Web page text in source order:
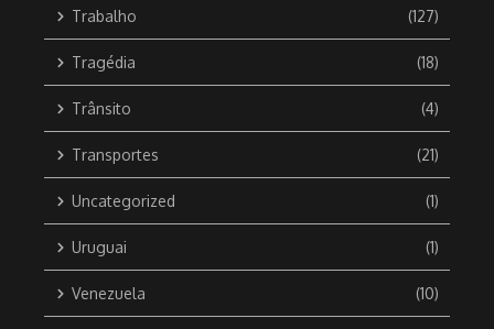
Trabalho (127)
Tragédia (18)
Trânsito (4)
Transportes (21)
Uncategorized (1)
Uruguai (1)
Venezuela (10)